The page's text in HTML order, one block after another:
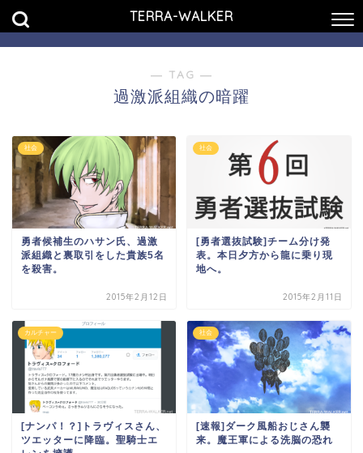
TERRA-WALKER
― TAG ―
過激派組織の暗躍
社会
勇者候補生のハサン氏、過激
派組織と裏取引をした貴族5名
を殺害。
2015年2月12日
社会
[勇者選抜試験]チーム分け発
表。本日夕方から龍に乗り現
地へ。
2015年2月11日
カルチャー
[ナンパ！？]トラヴィスさん、
ツエッターに降臨。聖騎士エ
社会
[速報]ダーク風船おじさん襲
来。魔王軍による洗脳の恐れ